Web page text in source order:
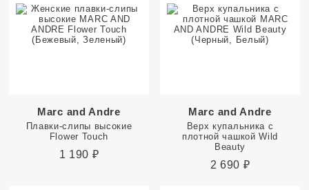
Marc and Andre
Плавки-слипы высокие
Flower Touch
1 190 ₽
Marc and Andre
Верх купальника с
плотной чашкой Wild
Beauty
2 690 ₽